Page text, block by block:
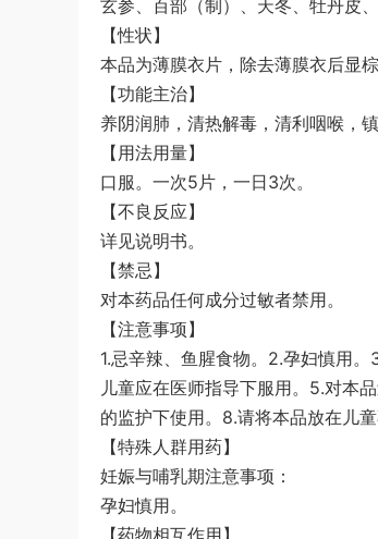
玄参、百部（制）、天冬、牡丹皮
【性状】
本品为薄膜衣片，除去薄膜衣后显
【功能主治】
养阴润肺，清热解毒，清利咽喉，
【用法用量】
口服。一次5片，一日3次。
【不良反应】
详见说明书。
【禁忌】
对本药品任何成分过敏者禁用。
【注意事项】
1.忌辛辣、鱼腥食物。2.孕妇慎用
儿童应在医师指导下服用。5.对本
的监护下使用。8.请将本品放在儿
【特殊人群用药】
妊娠与哺乳期注意事项：
孕妇慎用。
【药物相互作用】